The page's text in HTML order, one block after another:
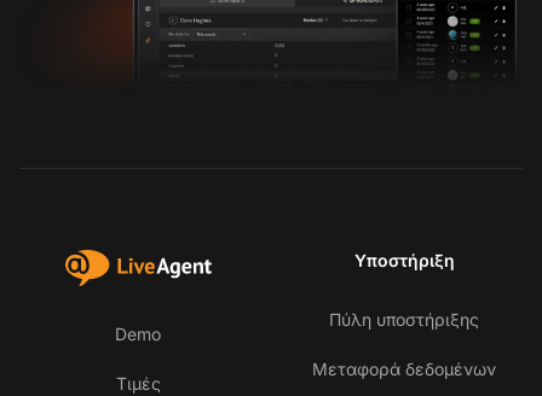
Demo
Τιμές
Υποστήριξη
Πύλη υποστήριξης
Μεταφορά δεδομένων